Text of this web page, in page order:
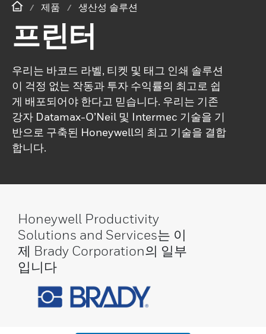
제품 생산성 솔루션
프린터
우리는 바코드 라벨, 티켓 및 태그 인쇄 솔루션
이 걱정 없는 작동과 투자 수익률의 최고로 쉽
게 배포되어야 한다고 믿습니다. 우리는 기존
강자 Datamax-O’Neil 및 Intermec 기술을 기
반으로 구축된 Honeywell의 최고 기술을 결합
합니다.
Honeywell Productivity
Solutions and Services는 이
제 Brady Corporation의 일부
입니다